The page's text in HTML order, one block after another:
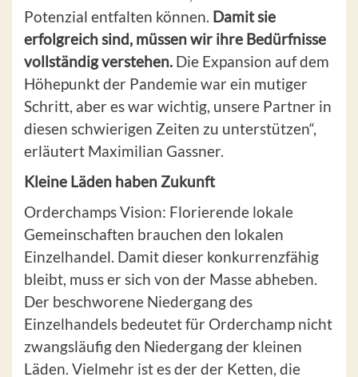
Potenzial entfalten können. Damit sie
erfolgreich sind, müssen wir ihre Bedürfnisse
vollständig verstehen. Die Expansion auf dem
Höhepunkt der Pandemie war ein mutiger
Schritt, aber es war wichtig, unsere Partner in
diesen schwierigen Zeiten zu unterstützen“,
erläutert Maximilian Gassner.
Kleine Läden haben Zukunft
Orderchamps Vision: Florierende lokale
Gemeinschaften brauchen den lokalen
Einzelhandel. Damit dieser konkurrenzfähig
bleibt, muss er sich von der Masse abheben.
Der beschworene Niedergang des
Einzelhandels bedeutet für Orderchamp nicht
zwangsläufig den Niedergang der kleinen
Läden. Vielmehr ist es der der Ketten, die